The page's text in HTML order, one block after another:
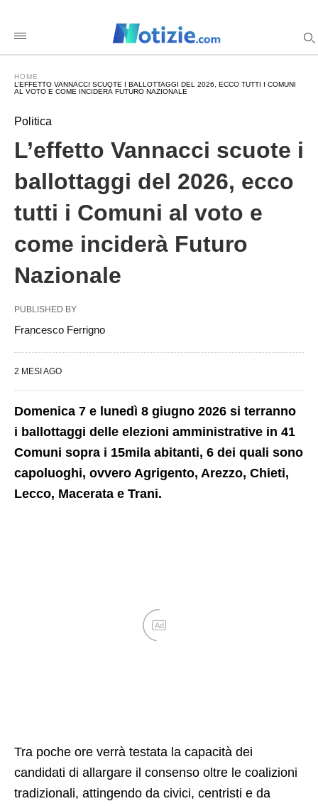
/2026/06/06/elezioni-
ballottaggi-
partito-
vannacci-
nazionale/amp/
HOME
L’EFFETTO VANNACCI SCUOTE I BALLOTTAGGI DEL 2026, ECCO TUTTI I COMUNI
AL VOTO E COME INCIDERÀ FUTURO NAZIONALE
Politica
L’effetto Vannacci scuote i
ballottaggi del 2026, ecco
tutti i Comuni al voto e
come inciderà Futuro
Nazionale
PUBLISHED BY
Francesco Ferrigno
2 MESI AGO
Domenica 7 e lunedì 8 giugno 2026 si terranno
i ballottaggi delle elezioni amministrative in 41
Comuni sopra i 15mila abitanti, 6 dei quali sono
capoluoghi, ovvero Agrigento, Arezzo, Chieti,
Lecco, Macerata e Trani.
Ad
Tra poche ore verrà testata la capacità dei
candidati di allargare il consenso oltre le coalizioni
tradizionali, attingendo da civici, centristi e da